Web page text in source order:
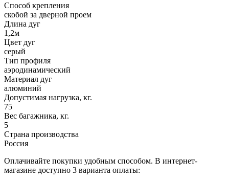
Способ крепления
скобой за дверной проем
Длина дуг
1,2м
Цвет дуг
серый
Тип профиля
аэродинамический
Материал дуг
алюминий
Допустимая нагрузка, кг.
75
Вес багажника, кг.
5
Страна производства
Россия
Оплачивайте покупки удобным способом. В интернет-
магазине доступно 3 варианта оплаты: